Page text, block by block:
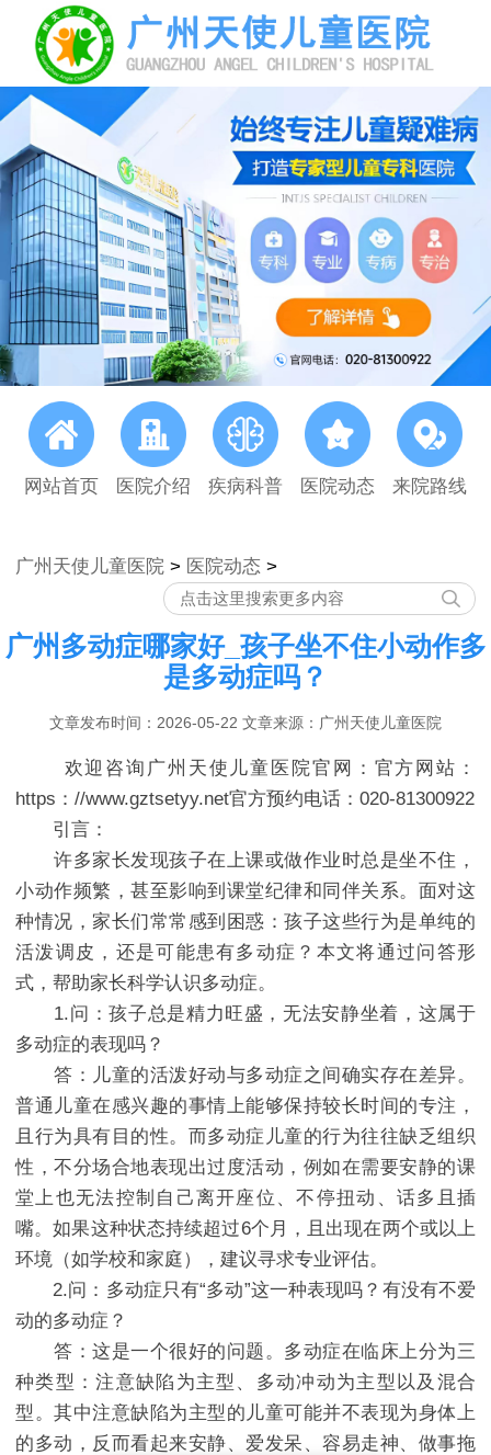
网站首页 医院介绍 疾病科普 医院动态 来院路线
广州天使儿童医院 > 医院动态 >
广州多动症哪家好_孩子坐不住小动作多
是多动症吗？
文章发布时间：2026-05-22 文章来源：广州天使儿童医院
欢迎咨询广州天使儿童医院官网：官方网站：
https：//www.gztsetyy.net官方预约电话：020-81300922
引言：
许多家长发现孩子在上课或做作业时总是坐不住，
小动作频繁，甚至影响到课堂纪律和同伴关系。面对这
种情况，家长们常常感到困惑：孩子这些行为是单纯的
活泼调皮，还是可能患有多动症？本文将通过问答形
式，帮助家长科学认识多动症。
1.问：孩子总是精力旺盛，无法安静坐着，这属于
多动症的表现吗？
答：儿童的活泼好动与多动症之间确实存在差异。
普通儿童在感兴趣的事情上能够保持较长时间的专注，
且行为具有目的性。而多动症儿童的行为往往缺乏组织
性，不分场合地表现出过度活动，例如在需要安静的课
堂上也无法控制自己离开座位、不停扭动、话多且插
嘴。如果这种状态持续超过6个月，且出现在两个或以上
环境（如学校和家庭），建议寻求专业评估。
2.问：多动症只有“多动”这一种表现吗？有没有不爱
动的多动症？
答：这是一个很好的问题。多动症在临床上分为三
种类型：注意缺陷为主型、多动冲动为主型以及混合
型。其中注意缺陷为主型的儿童可能并不表现为身体上
的多动，反而看起来安静、爱发呆、容易走神、做事拖